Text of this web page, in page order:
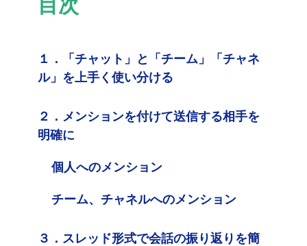
１．「チャット」と「チーム」「チャネ
ル」を上手く使い分ける
２．メンションを付けて送信する相手を
明確に
個人へのメンション
チーム、チャネルへのメンション
３．スレッド形式で会話の振り返りを簡